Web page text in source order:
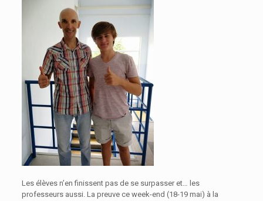
Les élèves n’en finissent pas de se surpasser et… les
professeurs aussi. La preuve ce week-end (18-19 mai) à la